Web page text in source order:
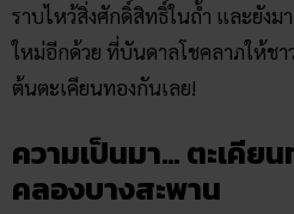
ราบไหว้สิ่งศักดิ์สิทธิ์ในถ้ำ และยัง
ใหม่อีกด้วย ที่บันดาลโชคลาภให้ชา
ต้นตะเคียนทองกันเลย!
ความเป็นมา… ตะเคีย
คลองบางสะพาน